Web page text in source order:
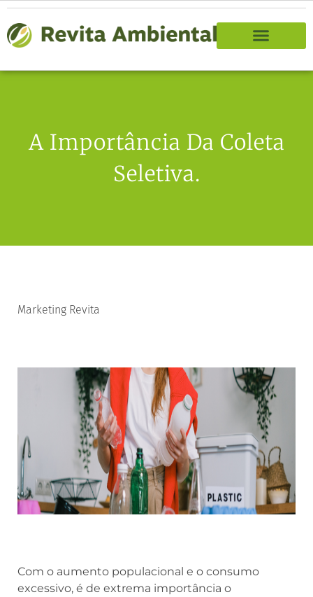
A Importância Da Coleta
Seletiva.
Marketing Revita
Com o aumento populacional e o consumo
excessivo, é de extrema importância o